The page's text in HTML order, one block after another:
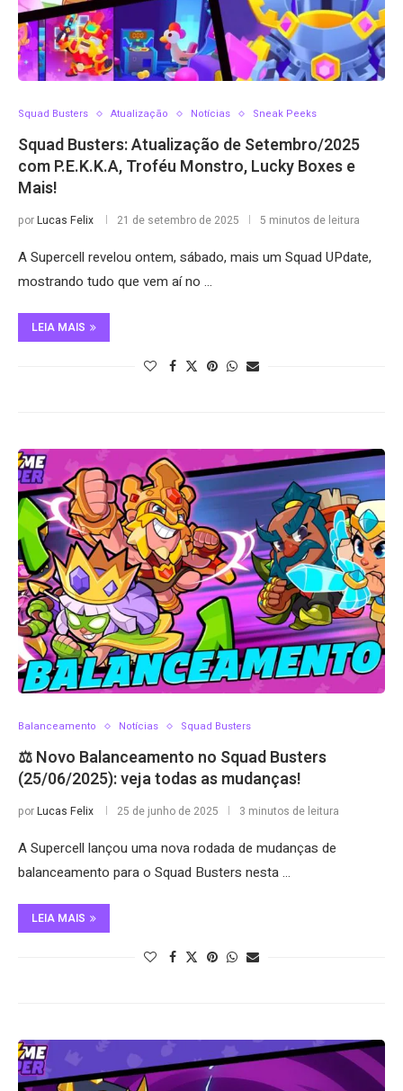
Squad Busters Atualização Notícias Sneak Peeks
Squad Busters: Atualização de Setembro/2025
com P.E.K.K.A, Troféu Monstro, Lucky Boxes e
Mais!
porLucas Felix 21 de setembro de 2025 5 minutos de leitura
A Supercell revelou ontem, sábado, mais um Squad UPdate,
mostrando tudo que vem aí no …
LEIA MAIS
Balanceamento Notícias Squad Busters
⚖️ Novo Balanceamento no Squad Busters
(25/06/2025): veja todas as mudanças!
porLucas Felix 25 de junho de 2025 3 minutos de leitura
A Supercell lançou uma nova rodada de mudanças de
balanceamento para o Squad Busters nesta …
LEIA MAIS